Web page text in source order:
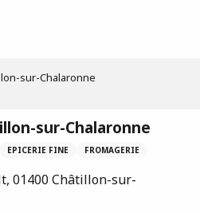
sur-Chalaronne
sur-Chalaronne
EPICERIE FINE FROMAGERIE
01400 Châtillon-sur-